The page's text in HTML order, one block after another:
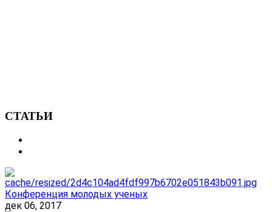
СТАТЬИ
Конференция молодых ученых
дек 06, 2017